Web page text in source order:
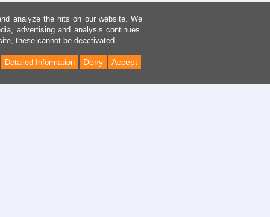
analyze the hits on our website. We
advertising and analysis continues.
these cannot be deactivated.
Accept
Deny
Detailed Information